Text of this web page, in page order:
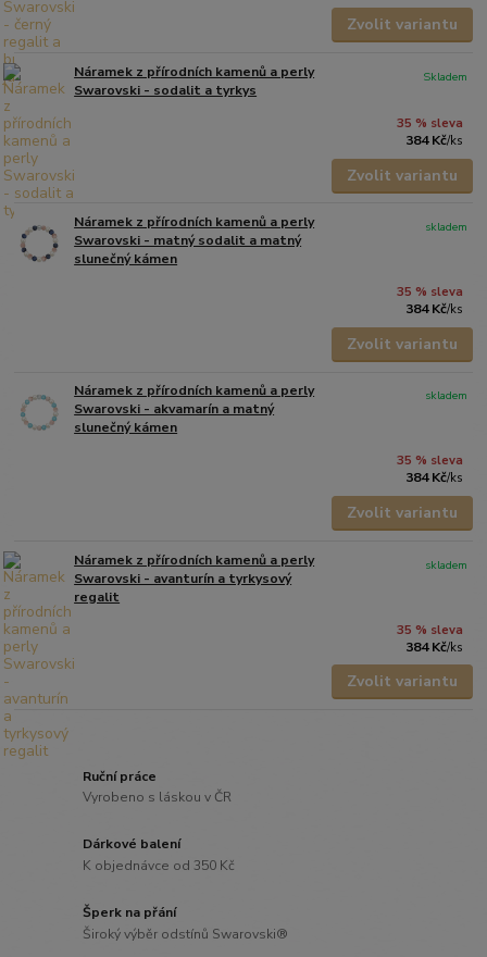
Zvolit variantu
Náramek z přírodních kamenů a perly
Swarovski - sodalit a tyrkys
35 % sleva
384 Kč/ks
Skladem
Zvolit variantu
Náramek z přírodních kamenů a perly
Swarovski - matný sodalit a matný
slunečný kámen
35 % sleva
384 Kč/ks
skladem
Zvolit variantu
Náramek z přírodních kamenů a perly
Swarovski - akvamarín a matný
slunečný kámen
35 % sleva
384 Kč/ks
skladem
Zvolit variantu
Náramek z přírodních kamenů a perly
Swarovski - avanturín a tyrkysový
regalit
35 % sleva
384 Kč/ks
skladem
Zvolit variantu
Ruční práce
Vyrobeno s láskou v ČR
Dárkové balení
K objednávce od 350 Kč
Šperk na přání
Široký výběr odstínů Swarovski®